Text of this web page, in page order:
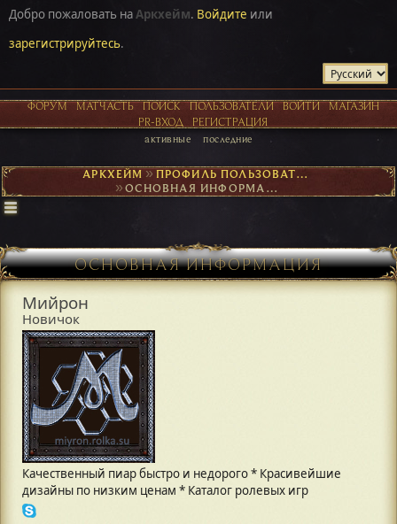
Добро пожаловать наАркхейм. Войдите или
зарегистрируйтесь.
ФОРУМ МАТЧАСТЬ ПОИСК ПОЛЬЗОВАТЕЛИ ВОЙТИ
МАГАЗИН
PR-ВХОД
РЕГИСТРАЦИЯ
активные последние
АРКХЕЙМ► ПРОФИЛЬ ПОЛЬЗОВАТЕЛЯ МИЙРОН
► ОСНОВНАЯ ИНФОРМАЦИЯ
ОСНОВНАЯ ИНФОРМАЦИЯ
Мийрон
Новичок
Качественный пиар быстро и недорого * Красивейшие
дизайны по низким ценам * Каталог ролевых игр